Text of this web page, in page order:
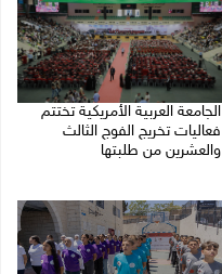
الجامعة العربية الأمريكية تختتم
فعاليات تخريج الفوج الثالث
والعشرين من طلبتها